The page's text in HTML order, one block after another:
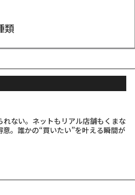
類
れない。ネットもリアル店舗もくまな
。誰かの“買いたい”を叶える瞬間が